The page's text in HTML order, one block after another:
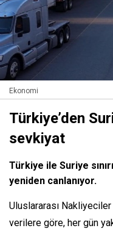
Ekonomi
Türkiye’den
sevkiyat
Türkiye ile Suriye
yeniden canlanıyor.
Uluslararası Nakliyeciler
verilere göre, her gün